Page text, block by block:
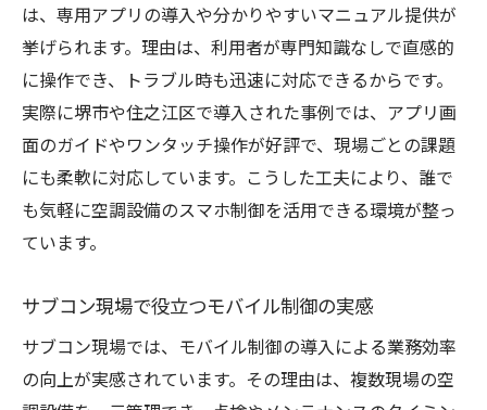
は、専用アプリの導入や分かりやすいマニュアル提供が
挙げられます。理由は、利用者が専門知識なしで直感的
に操作でき、トラブル時も迅速に対応できるからです。
実際に堺市や住之江区で導入された事例では、アプリ画
面のガイドやワンタッチ操作が好評で、現場ごとの課題
にも柔軟に対応しています。こうした工夫により、誰で
も気軽に空調設備のスマホ制御を活用できる環境が整っ
ています。
サブコン現場で役立つモバイル制御の実感
サブコン現場では、モバイル制御の導入による業務効率
の向上が実感されています。その理由は、複数現場の空